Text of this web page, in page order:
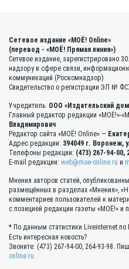
Сетевое издание «МОЁ! Online»
(перевод - «МОЁ! Прямая линия»)
Сетевое издание, зарегистрировано
надзору в сфере связи,
коммуникаций (Роскомнадзор)
Свидетельство о регистрации ЭЛ №
Учредитель: ООО «Издательский
Главный редактор редакции «МОЁ!»-
Владимирович
Редактор сайта «МОЁ! Online» —
Адрес редакции: 394049 г. Воронеж,
Телефоны редакции: (473) 267-94-00,
E-mail редакции: web@moe-online.ru и
Мнения авторов статей,
размещённых в разделах «Мнения»,
комментариев пользователей к
с позицией редакции газеты «МОЁ!» и
* По данным статистики Liveinternet по
Есть интересная новость?
Звоните: (473) 267-94-00, 264-93-98.
online.ru